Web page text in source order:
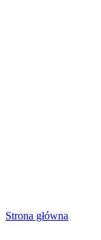
Strona główna